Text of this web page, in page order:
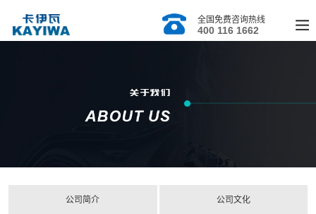
全国免费咨询热线
400 116 1662
公司简介 公司文化